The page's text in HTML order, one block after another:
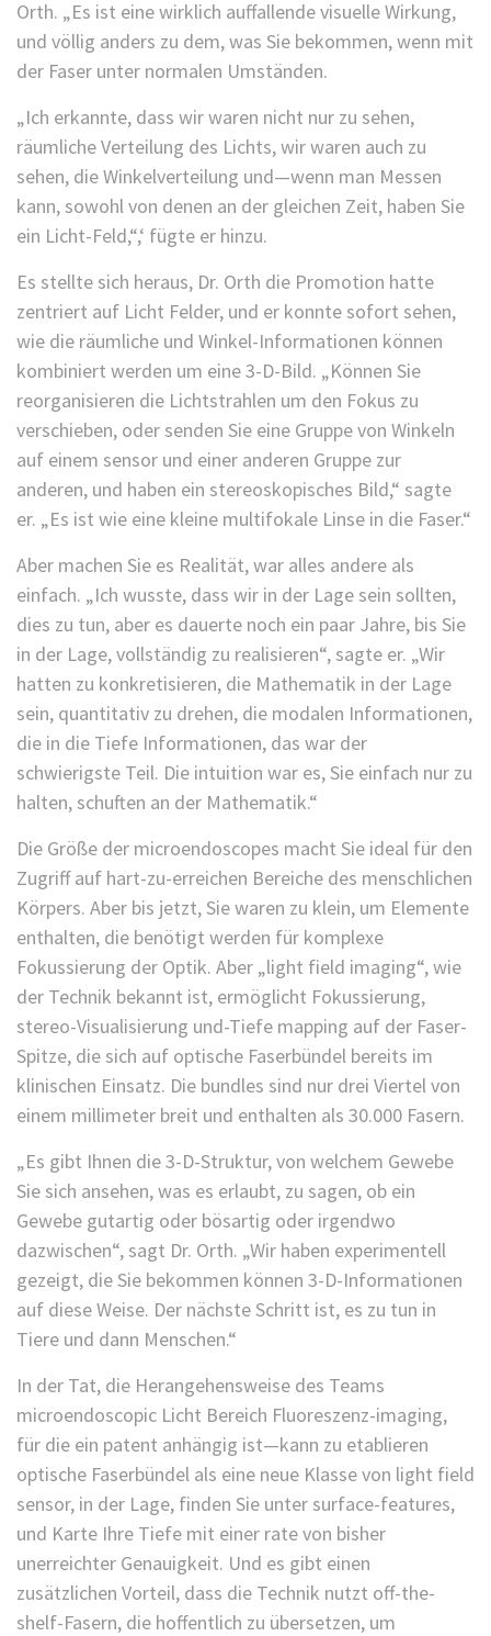
Orth. „Es ist eine wirklich auffallende visuelle Wirkung,
und völlig anders zu dem, was Sie bekommen, wenn mit
der Faser unter normalen Umständen.
„Ich erkannte, dass wir waren nicht nur zu sehen,
räumliche Verteilung des Lichts, wir waren auch zu
sehen, die Winkelverteilung und—wenn man Messen
kann, sowohl von denen an der gleichen Zeit, haben Sie
ein Licht-Feld,“,‘ fügte er hinzu.
Es stellte sich heraus, Dr. Orth die Promotion hatte
zentriert auf Licht Felder, und er konnte sofort sehen,
wie die räumliche und Winkel-Informationen können
kombiniert werden um eine 3-D-Bild. „Können Sie
reorganisieren die Lichtstrahlen um den Fokus zu
verschieben, oder senden Sie eine Gruppe von Winkeln
auf einem sensor und einer anderen Gruppe zur
anderen, und haben ein stereoskopisches Bild,“ sagte
er. „Es ist wie eine kleine multifokale Linse in die Faser.“
Aber machen Sie es Realität, war alles andere als
einfach. „Ich wusste, dass wir in der Lage sein sollten,
dies zu tun, aber es dauerte noch ein paar Jahre, bis Sie
in der Lage, vollständig zu realisieren“, sagte er. „Wir
hatten zu konkretisieren, die Mathematik in der Lage
sein, quantitativ zu drehen, die modalen Informationen,
die in die Tiefe Informationen, das war der
schwierigste Teil. Die intuition war es, Sie einfach nur zu
halten, schuften an der Mathematik.“
Die Größe der microendoscopes macht Sie ideal für den
Zugriff auf hart-zu-erreichen Bereiche des menschlichen
Körpers. Aber bis jetzt, Sie waren zu klein, um Elemente
enthalten, die benötigt werden für komplexe
Fokussierung der Optik. Aber „light field imaging“, wie
der Technik bekannt ist, ermöglicht Fokussierung,
stereo-Visualisierung und-Tiefe mapping auf der Faser-
Spitze, die sich auf optische Faserbündel bereits im
klinischen Einsatz. Die bundles sind nur drei Viertel von
einem millimeter breit und enthalten als 30.000 Fasern.
„Es gibt Ihnen die 3-D-Struktur, von welchem Gewebe
Sie sich ansehen, was es erlaubt, zu sagen, ob ein
Gewebe gutartig oder bösartig oder irgendwo
dazwischen“, sagt Dr. Orth. „Wir haben experimentell
gezeigt, die Sie bekommen können 3-D-Informationen
auf diese Weise. Der nächste Schritt ist, es zu tun in
Tiere und dann Menschen.“
In der Tat, die Herangehensweise des Teams
microendoscopic Licht Bereich Fluoreszenz-imaging,
für die ein patent anhängig ist—kann zu etablieren
optische Faserbündel als eine neue Klasse von light field
sensor, in der Lage, finden Sie unter surface-features,
und Karte Ihre Tiefe mit einer rate von bisher
unerreichter Genauigkeit. Und es gibt einen
zusätzlichen Vorteil, dass die Technik nutzt off-the-
shelf-Fasern, die hoffentlich zu übersetzen, um